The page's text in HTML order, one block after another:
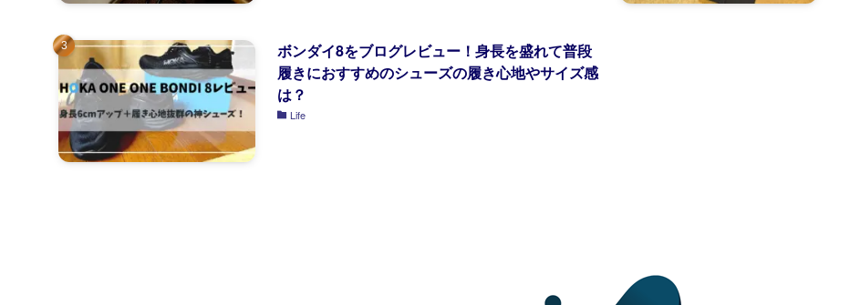
ボンダイ8をブログレビュー！身長を盛れて普段
履きにおすすめのシューズの履き心地やサイズ感
は？
Life